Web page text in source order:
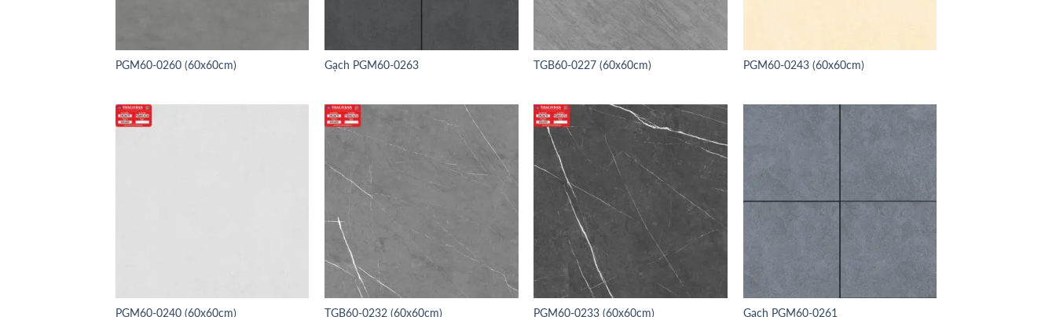
PGM60-0260 (60x60cm) Gạch PGM60-0263 TGB60-0227 (60x60cm) PGM60-0243 (60x60cm)
PGM60-0240 (60x60cm) TGB60-0232 (60x60cm) PGM60-0233 (60x60cm) Gạch PGM60-0261